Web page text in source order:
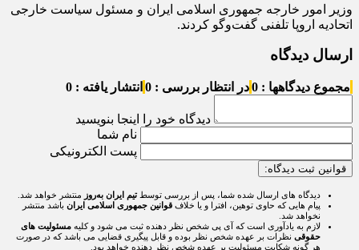
وزیر امور خارجه جمهوری اسلامی ایران و مسئول سیاست خارجی
اتحادیه اروپا تلفنی گفت‌و‌گو کردند.
ارسال دیدگاه
مجموع دیدگاهها : 0 در انتظار بررسی : 0 انتشار یافته : 0
دیدگاه خود را اینجا بنویسید
نام شما
پست الکترونیکی
قوانین ثبت دیدگاه:
دیدگاه های ارسال شده شما، پس از بررسی توسطتیم ایران به‌روز منتشر خواهد شد.
پیام هایی که حاوی توهین، افترا و یا خلاف قوانین جمهوری اسلامی ایران باشد منتشر
نخواهد شد.
لازم به یادآوری است که آی پی شخص نظر دهنده ثبت می شود و کلیه مسئولیت های
حقوقی نظرات بر عهده شخص نظر بوده و قابل پیگیری قضایی می باشد که در صورت
هر گونه شکایت مسئولیت بر عهده شخص نظر دهنده خواهد بود.